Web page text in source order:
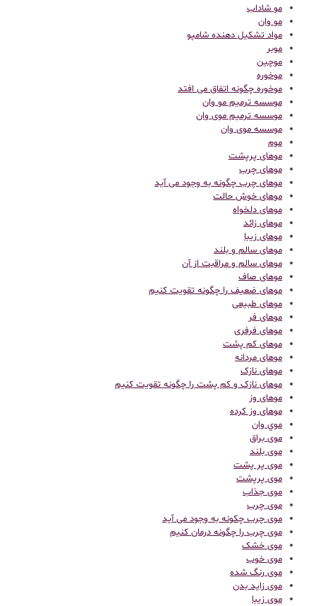
مو شاداب
مو وان
مواد تشکیل دهنده شامپو
موبر
موچین
موخوره
موخوره چگونه اتفاق می افتد
موسسه ترمیم مو وان
موسسه ترمیم موی وان
موسسه موی وان
موم
موهای پرپشت
موهای چرب
موهای چرب چگونه به وجود می آید
موهای خوش حالت
موهای دلخواه
موهای زائد
موهای زیبا
موهای سالم و بلند
موهای سالم و مراقبت از آن
موهای صاف
موهای ضعیف را چگونه تقویت کنیم
موهای طبیعی
موهای فر
موهای فرفری
موهای کم پشت
موهای مردانه
موهای نازک
موهای نازک و کم پشت را چگونه تقویت کنیم
موهای وز
موهای وز کرده
موي وان
موی براق
موی بلند
موی پر پشت
موی پرپشت
موی جذاب
موی چرب
موی چرب چکونه به وجود می آید
موی چرب را چگونه درمان کنیم
موی خشک
موی خوب
موی رنگ شده
موی زاید بدن
موی زیبا